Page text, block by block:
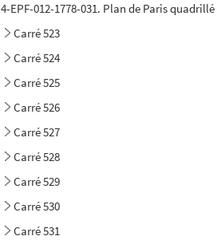
4-EPF-012-1778-031. Plan de Paris
Carré 523
Carré 524
Carré 525
Carré 526
Carré 527
Carré 528
Carré 529
Carré 530
Carré 531